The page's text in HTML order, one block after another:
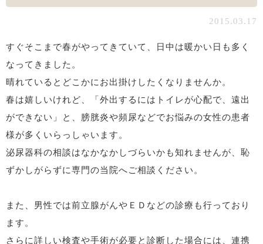
2015.03.17
すぐそこまで春がやってきていて、日中は暖かい日も多く
なってきました。
晴れているとどこかにお出掛けしたくなりませんか。
春は嬉しいけれど、「外出するにはトイレが心配で、遠出
ができない」と、膀胱炎や頻尿などでお悩みの女性の患者
様が多くいらっしゃいます。
泌尿器科の相談はなかなかしづらいかも知れませんが、恥
ずかしがらずに専門の当院へご相談ください。
また、男性では前立腺がんやＥＤなどの診療も行っており
ます。
さらに詳しい検査や手術が必要と診断した場合には、連携